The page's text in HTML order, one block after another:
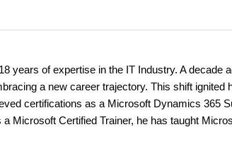
years of expertise in the IT Industry. A decade
a new career trajectory. This shift ignited
certifications as a Microsoft Dynamics 365
Microsoft Certified Trainer, he has taught